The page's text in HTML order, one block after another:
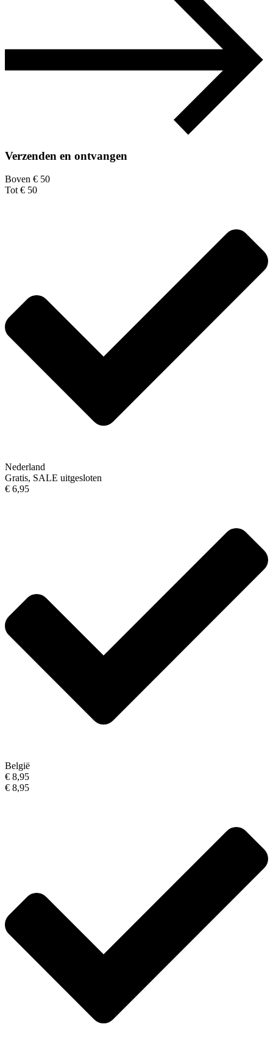
Verzenden en ontvangen
Boven € 50
Tot € 50
Nederland
Gratis, SALE uitgesloten
€ 6,95
België
€ 8,95
€ 8,95